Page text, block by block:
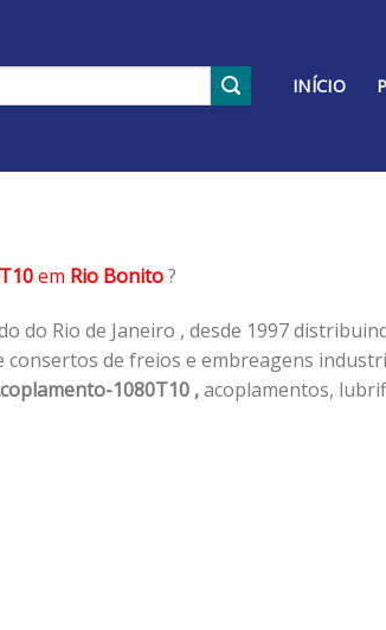
INÍCIO
em Rio Bonito?
do Rio de Janeiro , desde 1997
de freios e embreagens
1080T10 ,acoplamentos,